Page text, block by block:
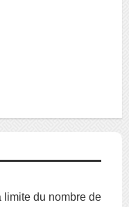
limite du nombre de